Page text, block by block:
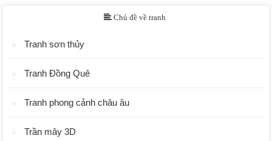
Chủ đề về tranh
Tranh sơn thủy
Tranh Đồng Quê
Tranh phong cảnh châu âu
Trần mây 3D